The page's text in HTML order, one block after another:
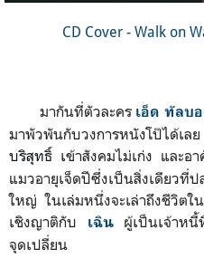
CD Cover - Walk on
มากันที่ตัวละคร เอ็ด ทัลบ
มาพัวพันกับวงการหนังโป๊ได้เ
บริสุทธิ์ เข้าสังคมไม่เก่ง และอ
แมวอายุเจ็ดปีซึ่งเป็นสิ่งเดียวที่ป
ใหญ่ ในเล่มหนึ่งจะเล่าถึงชีวิตใ
เชิงญาติกับ
เฉินผู้เป็นเจ้าหนี้ที่
จุดเปลี่ยน